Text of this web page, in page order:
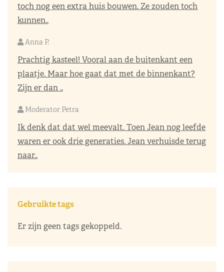
toch nog een extra huis bouwen. Ze zouden toch
kunnen..
Anna P.
Prachtig kasteel! Vooral aan de buitenkant een
plaatje. Maar hoe gaat dat met de binnenkant?
Zijn er dan ..
Moderator Petra
Ik denk dat dat wel meevalt. Toen Jean nog leefde
waren er ook drie generaties. Jean verhuisde terug
naar..
Gebruikte tags
Er zijn geen tags gekoppeld.